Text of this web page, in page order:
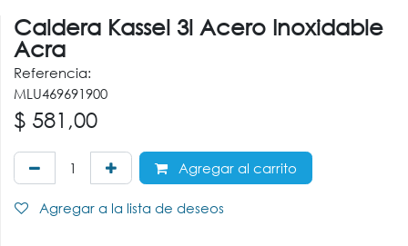
Caldera Kassel 3l Acero Inoxidable
Acra
Referencia:
MLU469691900
$ 581,00
Agregar al carrito
Agregar a la lista de deseos